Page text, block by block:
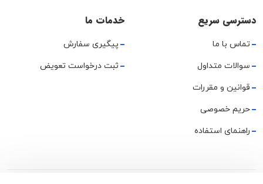
دسترسی سریع
تماس با ما
سوالات متداول
قوانین و مقررات
حریم خصوصی
راهنمای استفاده
خدمات ما
پیگیری سفارش
ثبت درخواست تعویض